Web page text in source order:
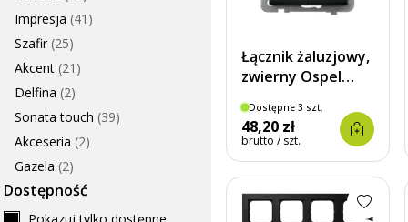
Impresja (41)
Szafir (25)
Akcent (21)
Delfina (2)
Sonata touch (39)
Akceseria (2)
Gazela (2)
Dostępność
Łącznik żaluzjowy,
zwierny Ospel
Metalik
Dostępne 3 szt.
48,20 zł
brutto / szt.